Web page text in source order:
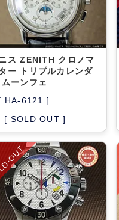
ス ZENITH クロノマ
ー トリプルカレンダ
ーンフェ
HA-6121 ]
[ SOLD OUT ]
OUT